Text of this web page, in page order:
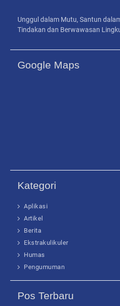
Unggul dalam Mutu, Santun
Tindakan dan Berwawasan
Google Maps
Kategori
Aplikasi
Artikel
Berita
Ekstrakulikuler
Humas
Pengumuman
Pos Terbaru